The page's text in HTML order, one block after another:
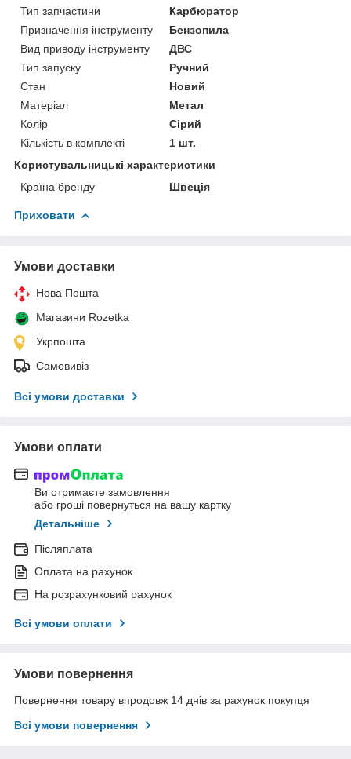
Тип запчастини
Карбюратор
Призначення інструменту
Бензопила
Вид приводу інструменту
ДВС
Тип запуску
Ручний
Стан
Новий
Матеріал
Метал
Колір
Сірий
Кількість в комплекті
1 шт.
Користувальницькі характеристики
Країна бренду
Швеція
Приховати
Умови доставки
Нова Пошта
Магазини Rozetka
Укрпошта
Самовивіз
Всі умови доставки
Умови оплати
Ви отримаєте замовлення
або гроші повернуться на вашу картку
Детальніше
Післяплата
Оплата на рахунок
На розрахунковий рахунок
Всі умови оплати
Умови повернення
Повернення товару впродовж 14 днів за рахунок покупця
Всі умови повернення